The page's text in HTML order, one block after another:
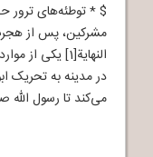
$ * توطئه‌های ترور
النهایة[1] یکی
در مدینه به تحریک
می‌کند تا رسول الله